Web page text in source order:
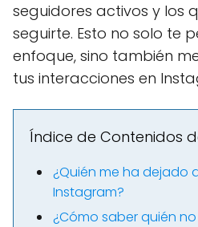
seguidores activos y los
seguirte. Esto no solo te
enfoque, sino también
tus interacciones en
Índice de Contenidos
¿Quién me ha dejado
Instagram?
¿Cómo saber quién